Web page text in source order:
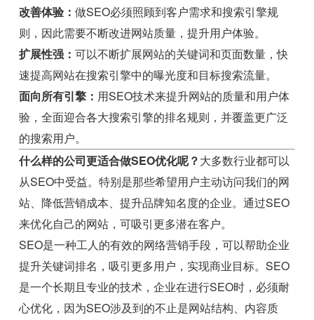
改善体验：做SEO必须照顾到客户需求和搜索引擎规
则，因此需要不断改进网站质量，提升用户体验。
扩展性强：可以不断扩展网站的关键词和页面数量，快
速提高网站在搜索引擎中的曝光度和目标搜索流量。
面向所有引擎： 用SEO技术来提升网站的质量和用户体
验，全面迎合各大搜索引擎的排名规则，并覆盖更广泛
的搜索用户。
什么样的公司更适合做SEO优化呢？大多数行业都可以
从SEO中受益。特别是那些希望用户主动访问我们的网
站、降低营销成本、提升品牌知名度的企业。通过SEO
来优化自己的网站，可吸引更多潜在客户。
SEO是一种工人的有效的网络营销手段，可以帮助企业
提升关键词排名，吸引更多用户，实现商业目标。SEO
是一个长期且专业的技术，企业在进行SEO时，必须耐
心优化，因为SEO涉及到的不止是网站结构、内容质